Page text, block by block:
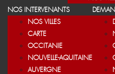
NOS INTERVENANTS
NOS VILLES
CARTE
OCCITANIE
NOUVELLE-AQUITAINE
AUVERGNE